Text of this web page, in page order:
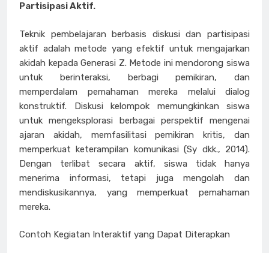
Partisipasi Aktif.
Teknik pembelajaran berbasis diskusi dan partisipasi
aktif adalah metode yang efektif untuk mengajarkan
akidah kepada Generasi Z. Metode ini mendorong siswa
untuk berinteraksi, berbagi pemikiran, dan
memperdalam pemahaman mereka melalui dialog
konstruktif. Diskusi kelompok memungkinkan siswa
untuk mengeksplorasi berbagai perspektif mengenai
ajaran akidah, memfasilitasi pemikiran kritis, dan
memperkuat keterampilan komunikasi (Sy dkk., 2014).
Dengan terlibat secara aktif, siswa tidak hanya
menerima informasi, tetapi juga mengolah dan
mendiskusikannya, yang memperkuat pemahaman
mereka.
Contoh Kegiatan Interaktif yang Dapat Diterapkan